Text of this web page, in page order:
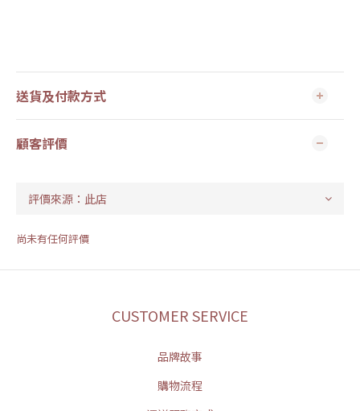
送貨及付款方式
顧客評價
尚未有任何評價
CUSTOMER SERVICE
品牌故事
購物流程